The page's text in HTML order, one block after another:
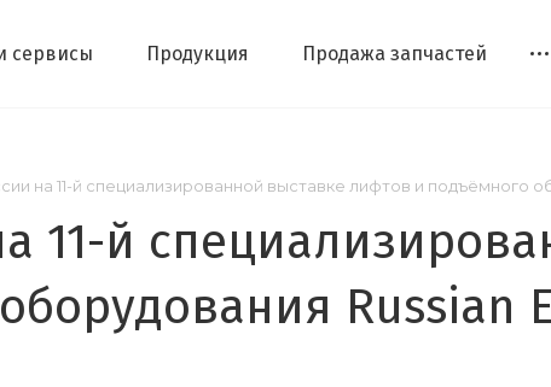
сервисы Продукция Продажа запчастей
на 11-й специализированной выставке лифтов и подъёмного
11-й
Russian